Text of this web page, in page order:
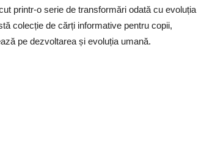
printr-o serie de transformări odată cu evoluția
colecție de cărți informative pentru copii,
pe dezvoltarea și evoluția umană.